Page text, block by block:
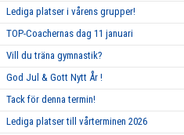
Lediga platser i vårens grupper!
TOP-Coachernas dag 11 januari
Vill du träna gymnastik?
God Jul & Gott Nytt År !
Tack för denna termin!
Lediga platser till vårterminen 2026